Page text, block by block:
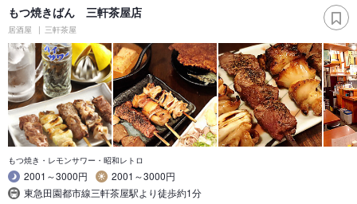
もつ焼きばん 三軒茶屋店
居酒屋 三軒茶屋
もつ焼き・レモンサワー・昭和レトロ
2001～3000円
2001～3000円
東急田園都市線三軒茶屋駅より徒歩約1分